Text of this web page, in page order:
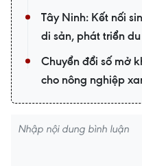
Tây Ninh: Kết nối
di sản, phát triển
Chuyển đổi số mở
cho nông nghiệp